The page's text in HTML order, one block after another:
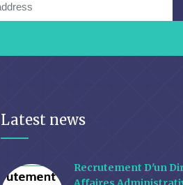
Latest news
Recrutement D'un